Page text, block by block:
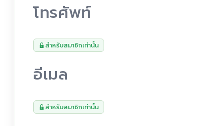
โทรศัพท์
สำหรับสมาชิกเท่านั้น
อีเมล
สำหรับสมาชิกเท่านั้น